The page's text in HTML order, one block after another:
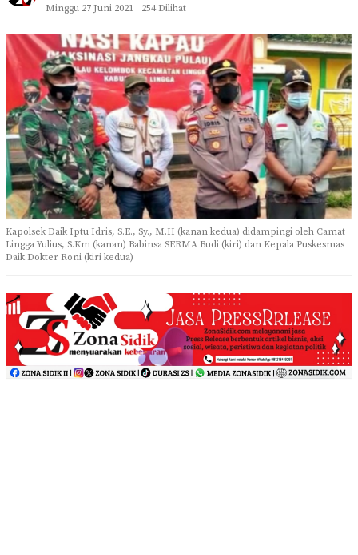
Minggu 27 Juni 2021
254 Dilihat
Kapolsek Daik Iptu Idris, S.E., Sy., M.H (kanan kedua) didampingi oleh Camat
Lingga Yulius, S.Km (kanan) Babinsa SERMA Budi (kiri) dan Kepala Puskesmas
Daik Dokter Roni (kiri kedua)